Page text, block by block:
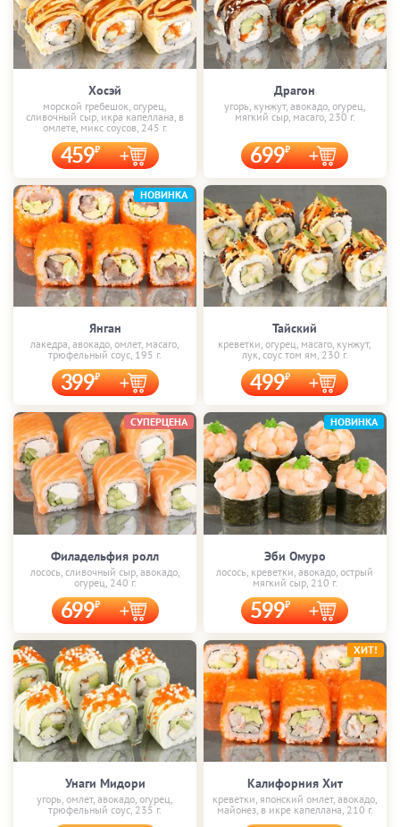
Хосэй
морской гребешок, огурец,
сливочный сыр, икра капеллана, в
омлете, микс соусов, 245 г.
459
Драгон
угорь, кунжут, авокадо, огурец,
мягкий сыр, масаго, 230 г.
699
Янган
лакедра, авокадо, омлет, масаго,
трюфельный соус, 195 г.
399
НОВИНКА
Тайский
креветки, огурец, масаго, кунжут,
лук, соус том ям, 230 г.
499
Филадельфия ролл
лосось, сливочный сыр, авокадо,
огурец, 240 г.
699
СУПЕРЦЕНА
Эби Омуро
лосось, креветки, авокадо, острый
мягкий сыр, 210 г.
599
НОВИНКА
Унаги Мидори
угорь, омлет, авокадо, огурец,
трюфельный соус, 235 г.
Калифорния Хит
креветки, японский омлет, авокадо,
майонез, в икре капеллана, 210 г.
ХИТ!